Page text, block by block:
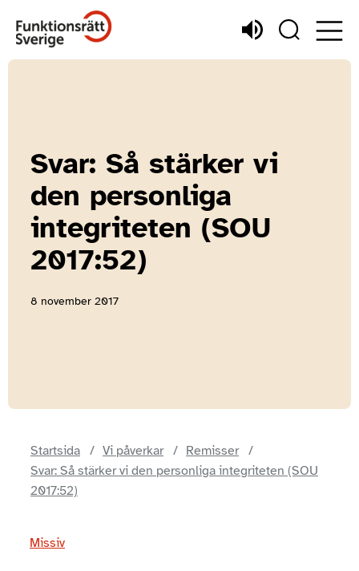
Svar: Så stärker vi
den personliga
integriteten (SOU
2017:52)
8 november 2017
Startsida Vi påverkar
Remisser
Svar: Så stärker vi den personliga integriteten (SOU
2017:52)
Missiv